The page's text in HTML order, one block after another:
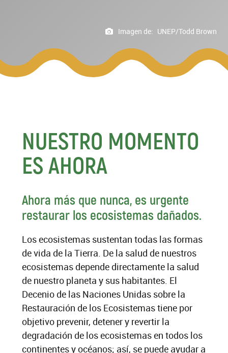
Imagen de: UNEP/Todd Brown
NUESTRO MOMENTO
ES AHORA
Ahora más que nunca, es urgente
restaurar los ecosistemas dañados.
Los ecosistemas sustentan todas las formas
de vida de la Tierra. De la salud de nuestros
ecosistemas depende directamente la salud
de nuestro planeta y sus habitantes. El
Decenio de las Naciones Unidas sobre la
Restauración de los Ecosistemas tiene por
objetivo prevenir, detener y revertir la
degradación de los ecosistemas en todos los
continentes y océanos; así, se puede ayudar a